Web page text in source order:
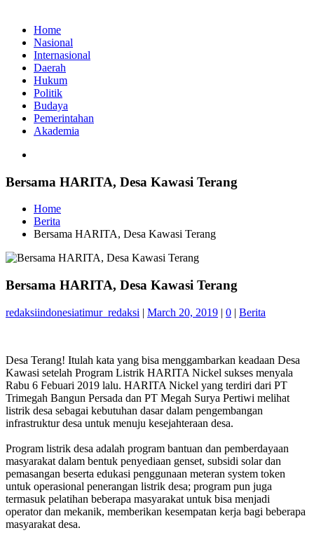
Home
Nasional
Internasional
Daerah
Hukum
Politik
Budaya
Pemerintahan
Akademia
Bersama HARITA, Desa Kawasi Terang
Home
Berita
Bersama HARITA, Desa Kawasi Terang
Bersama HARITA, Desa Kawasi Terang
redaksiindonesiatimur_redaksi | March 20, 2019 | 0 | Berita
Desa Terang! Itulah kata yang bisa menggambarkan keadaan Desa
Kawasi setelah Program Listrik HARITA Nickel sukses menyala
Rabu 6 Febuari 2019 lalu. HARITA Nickel yang terdiri dari PT
Trimegah Bangun Persada dan PT Megah Surya Pertiwi melihat
listrik desa sebagai kebutuhan dasar dalam pengembangan
infrastruktur desa untuk menuju kesejahteraan desa.
Program listrik desa adalah program bantuan dan pemberdayaan
masyarakat dalam bentuk penyediaan genset, subsidi solar dan
pemasangan beserta edukasi penggunaan meteran system token
untuk operasional penerangan listrik desa; program pun juga
termasuk pelatihan beberapa masyarakat untuk bisa menjadi
operator dan mekanik, memberikan kesempatan kerja bagi beberapa
masyarakat desa.